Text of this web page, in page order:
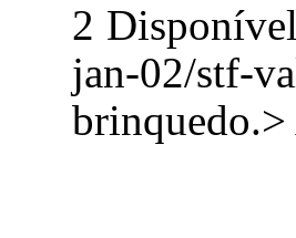
2
jan-02/stf-
brinquedo.>